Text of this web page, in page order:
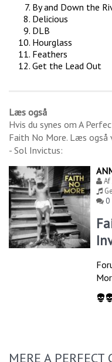
By and Down the
Delicious
DLB
Hourglass
Feathers
Get the Lead Out
Læs også
Hvis du synes om A
Faith No More. Læs også
- Sol Invictus:
Af
0
MERE A PERFECT